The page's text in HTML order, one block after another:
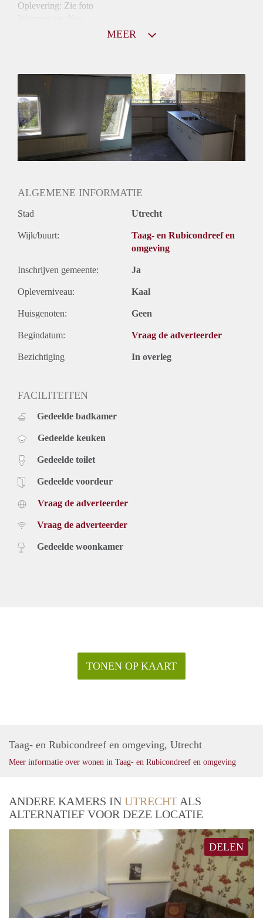
Oplevering: Zie foto
Gedeelde Douche: Ja
Gedeelde woonkamer: Ja
Huisgenoten: Ja
MEER
ALGEMENE INFORMATIE
Stad Utrecht
Wijk/buurt:
Taag- en Rubicondreef en
omgeving
Inschrijven gemeente: Ja
Opleverniveau: Kaal
Huisgenoten: Geen
Begindatum: Vraag de adverteerder
Bezichtiging In overleg
FACILITEITEN
Gedeelde badkamer
Gedeelde keuken
Gedeelde toilet
Gedeelde voordeur
Vraag de adverteerder
Vraag de adverteerder
Gedeelde woonkamer
TONEN OP KAART
Taag- en Rubicondreef en omgeving, Utrecht
Meer informatie over wonen in Taag- en Rubicondreef en omgeving
ANDERE KAMERS IN UTRECHT ALS
ALTERNATIEF VOOR DEZE LOCATIE
DELEN